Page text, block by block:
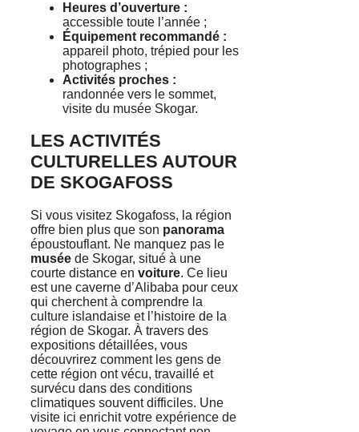
Heures d’ouverture :
accessible toute l’année ;
Équipement recommandé :
appareil photo, trépied pour les
photographes ;
Activités proches :
randonnée vers le sommet,
visite du musée Skogar.
LES ACTIVITÉS
CULTURELLES AUTOUR
DE SKOGAFOSS
Si vous visitez Skogafoss, la région
offre bien plus que son panorama
époustouflant. Ne manquez pas le
musée de Skogar, situé à une
courte distance en voiture. Ce lieu
est une caverne d’Alibaba pour ceux
qui cherchent à comprendre la
culture islandaise et l’histoire de la
région de Skogar. À travers des
expositions détaillées, vous
découvrirez comment les gens de
cette région ont vécu, travaillé et
survécu dans des conditions
climatiques souvent difficiles. Une
visite ici enrichit votre expérience de